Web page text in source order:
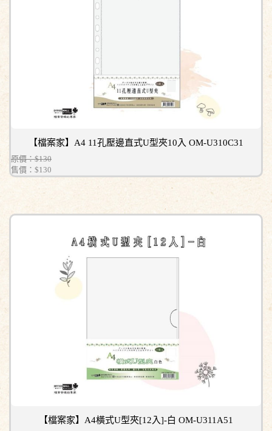
【檔案家】A4 11孔壓邊直式U型夾10入 OM-U310C31
原價：$130
售價： $130
【檔案家】A4橫式U型夾[12入]-白 OM-U311A51